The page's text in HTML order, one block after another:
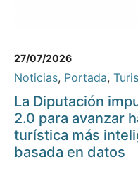
27/07/2026
Noticias, Portada,
La Diputación
2.0 para avanzar
turística más
basada en datos